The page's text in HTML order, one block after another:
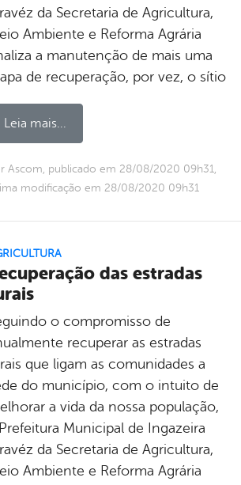
da Secretaria de Agricultura,
Ambiente e Reforma Agrária
a manutenção de mais uma
de recuperação, por vez, o sítio
Leia mais...
Ascom, publicado em 28/08/2020 09h31,
modificação em 28/08/2020 09h31
das estradas
o compromisso de
recuperar as estradas
que ligam as comunidades a
do município, com o intuito de
a vida da nossa população,
Municipal de Ingazeira
da Secretaria de Agricultura,
Ambiente e Reforma Agrária